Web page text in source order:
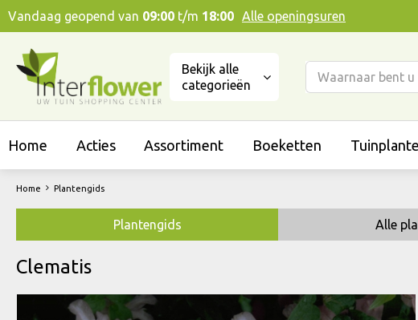
Ga
naar
Home Plantengids
Vandaag geopend van 09:00 t/m 18:00 Alle openingsuren
Bekijk alle
categorieën
Home Acties Assortiment Boeketten
Plantengids Alle
Clematis